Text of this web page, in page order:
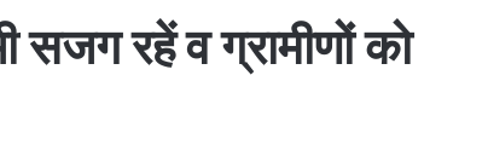
सजग रहें व ग्रामीणों को